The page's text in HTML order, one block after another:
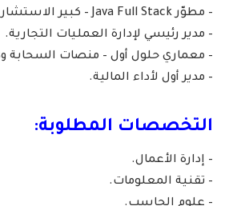
– مطوّر Java Full Stack – كبير الاستشاريين.
– مدير رئيسي لإدارة العمليات التجارية.
– معماري حلول أول – منصات السحابة وDevOps.
– مدير أول لأداء المالية.
التخصصات المطلوبة:
– إدارة الأعمال.
– تقنية المعلومات.